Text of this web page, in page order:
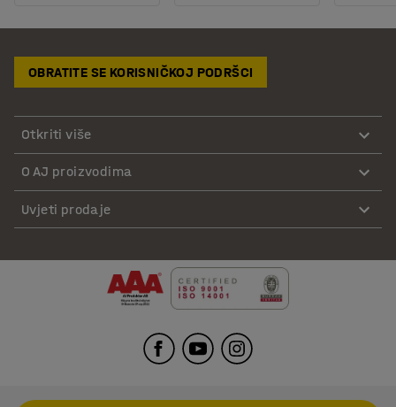
OBRATITE SE KORISNIČKOJ PODRŠCI
Otkriti više
O AJ proizvodima
Uvjeti prodaje